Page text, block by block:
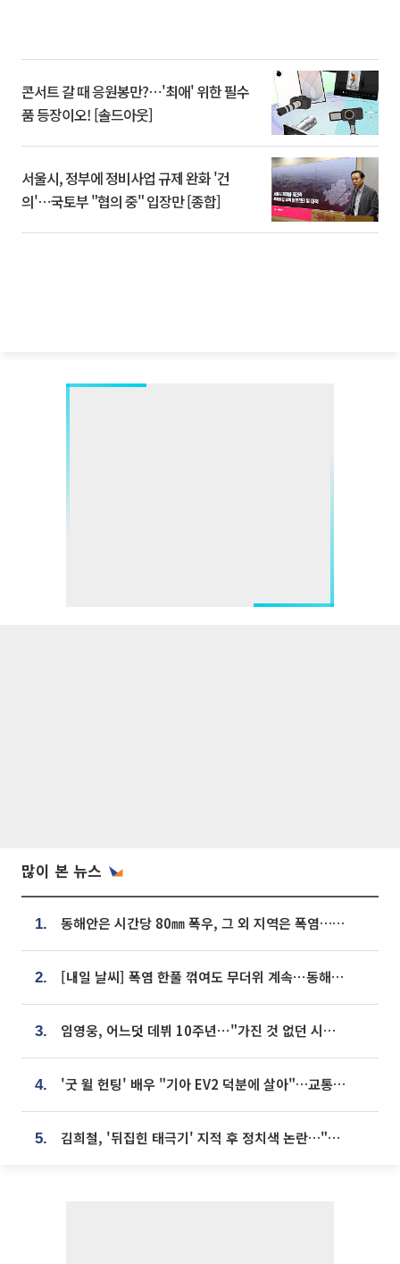
콘서트 갈 때 응원봉만?⋯'최애' 위한 필수
품 등장이오! [솔드아웃]
서울시, 정부에 정비사업 규제 완화 '건
의'⋯국토부 "협의 중" 입장만 [종합]
많이 본 뉴스
1. 동해안은 시간당 80㎜ 폭우, 그 외 지역은 폭염…‘극과 극 날씨’
2. [내일 날씨] 폭염 한풀 꺾여도 무더위 계속⋯동해안 이틀 연속 비
3. 임영웅, 어느덧 데뷔 10주년⋯"가진 것 없던 시절, 내 앞엔 20명의 팬뿐"
4. '굿 윌 헌팅' 배우 "기아 EV2 덕분에 살아"…교통사고 후 안전성 극찬
5. 김희철, '뒤집힌 태극기' 지적 후 정치색 논란…"좌우 떠나 우리나라 국기"